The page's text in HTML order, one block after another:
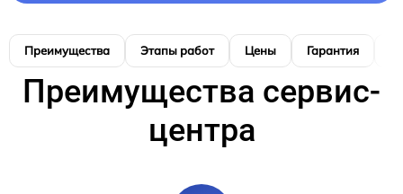
Преимущества Этапы работ Цены Гарантия
Преимущества сервис-
центра